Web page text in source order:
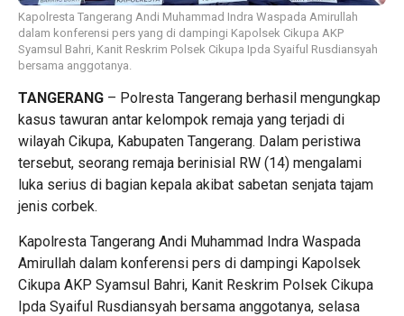
Kapolresta Tangerang Andi Muhammad Indra Waspada Amirullah
dalam konferensi pers yang di dampingi Kapolsek Cikupa AKP
Syamsul Bahri, Kanit Reskrim Polsek Cikupa Ipda Syaiful Rusdiansyah
bersama anggotanya.
TANGERANG – Polresta Tangerang berhasil mengungkap
kasus tawuran antar kelompok remaja yang terjadi di
wilayah Cikupa, Kabupaten Tangerang. Dalam peristiwa
tersebut, seorang remaja berinisial RW (14) mengalami
luka serius di bagian kepala akibat sabetan senjata tajam
jenis corbek.
Kapolresta Tangerang Andi Muhammad Indra Waspada
Amirullah dalam konferensi pers di dampingi Kapolsek
Cikupa AKP Syamsul Bahri, Kanit Reskrim Polsek Cikupa
Ipda Syaiful Rusdiansyah bersama anggotanya, selasa